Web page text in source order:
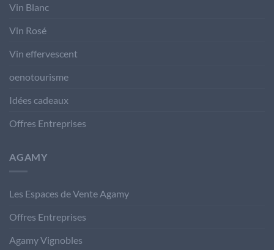
Vin Blanc
Vin Rosé
Vin effervescent
oenotourisme
Idées cadeaux
Offres Entreprises
AGAMY
Les Espaces de Vente Agamy
Offres Entreprises
Agamy Vignobles